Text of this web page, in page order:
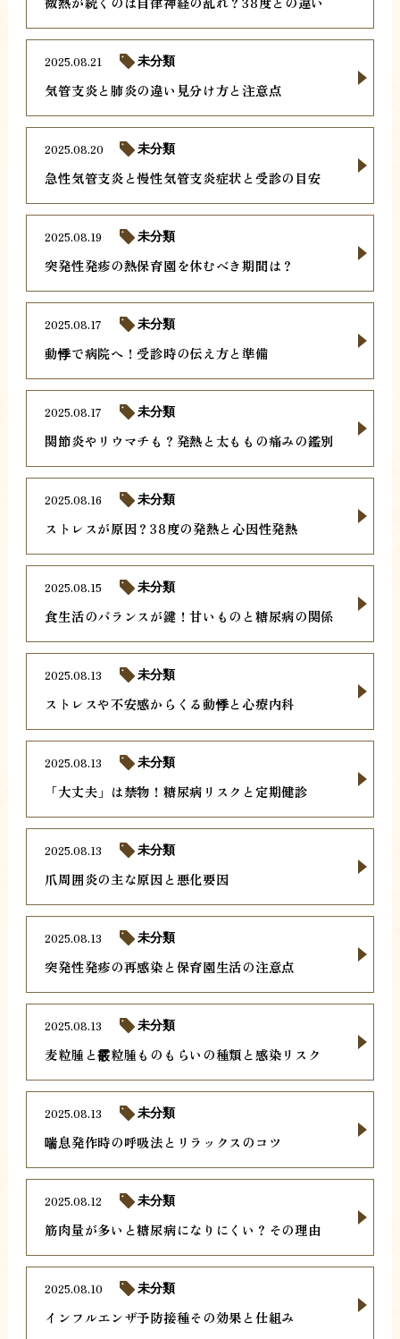
気管支炎と肺炎の違い見分け方と注意点
2025.08.21 未分類
急性気管支炎と慢性気管支炎症状と受診の目安
2025.08.20 未分類
突発性発疹の熱保育園を休むべき期間は？
2025.08.19 未分類
動悸で病院へ！受診時の伝え方と準備
2025.08.17 未分類
関節炎やリウマチも？発熱と太ももの痛みの鑑別
2025.08.17 未分類
ストレスが原因？38度の発熱と心因性発熱
2025.08.16 未分類
食生活のバランスが鍵！甘いものと糖尿病の関係
2025.08.15 未分類
ストレスや不安感からくる動悸と心療内科
2025.08.13 未分類
「大丈夫」は禁物！糖尿病リスクと定期健診
2025.08.13 未分類
爪周囲炎の主な原因と悪化要因
2025.08.13 未分類
突発性発疹の再感染と保育園生活の注意点
2025.08.13 未分類
麦粒腫と霰粒腫ものもらいの種類と感染リスク
2025.08.13 未分類
喘息発作時の呼吸法とリラックスのコツ
2025.08.13 未分類
筋肉量が多いと糖尿病になりにくい？その理由
2025.08.12 未分類
インフルエンザ予防接種その効果と仕組み
2025.08.10 未分類